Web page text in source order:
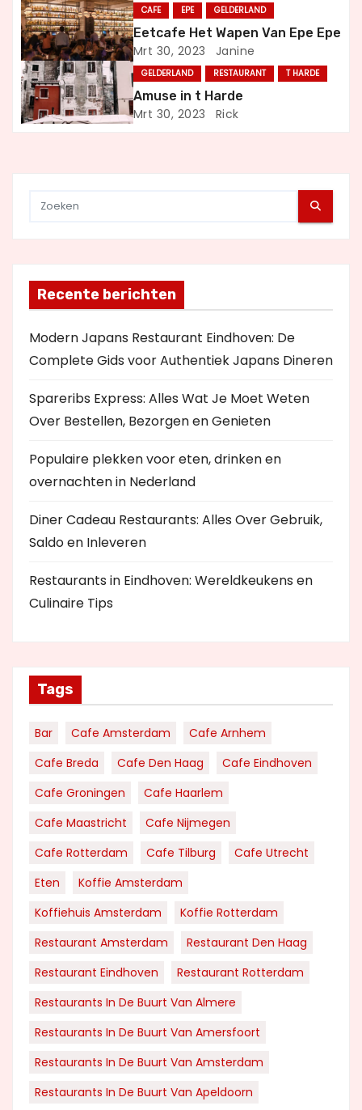
i
g
a
t
CAFE EPE GELDERLAND
Eetcafe Het Wapen Van Epe Epe
Mrt 30, 2023 Janine
GELDERLAND RESTAURANT T HARDE
Amuse in t Harde
Mrt 30, 2023 Rick
Recente berichten
Modern Japans Restaurant Eindhoven: De
Complete Gids voor Authentiek Japans Dineren
Spareribs Express: Alles Wat Je Moet Weten
Over Bestellen, Bezorgen en Genieten
Populaire plekken voor eten, drinken en
overnachten in Nederland
Diner Cadeau Restaurants: Alles Over Gebruik,
Saldo en Inleveren
Restaurants in Eindhoven: Wereldkeukens en
Culinaire Tips
Tags
Bar Cafe Amsterdam
Cafe Arnhem
Cafe Breda
Cafe Den Haag
Cafe Eindhoven
Cafe Groningen
Cafe Haarlem
Cafe Maastricht
Cafe Nijmegen
Cafe Rotterdam
Cafe Tilburg
Cafe Utrecht
Eten
Koffie Amsterdam
Koffiehuis Amsterdam
Koffie Rotterdam
Restaurant Amsterdam
Restaurant Den Haag
Restaurant Eindhoven
Restaurant Rotterdam
Restaurants In De Buurt Van Almere
Restaurants In De Buurt Van Amersfoort
Restaurants In De Buurt Van Amsterdam
Restaurants In De Buurt Van Apeldoorn